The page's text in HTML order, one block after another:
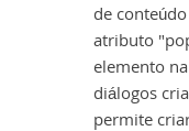
de
atributo
elemento
diálogos
permite